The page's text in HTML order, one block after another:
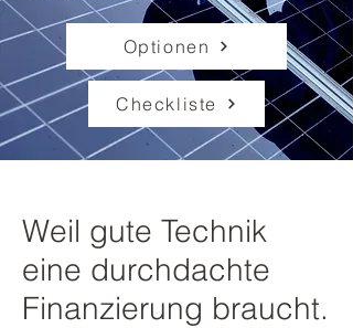
Optionen
Checkliste
Weil gute Technik
eine durchdachte
Finanzierung braucht.